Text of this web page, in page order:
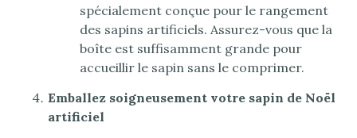
spécialement conçue pour le rangement
des sapins artificiels. Assurez-vous que la
boîte est suffisamment grande pour
accueillir le sapin sans le comprimer.
Emballez soigneusement votre sapin de Noël
artificiel